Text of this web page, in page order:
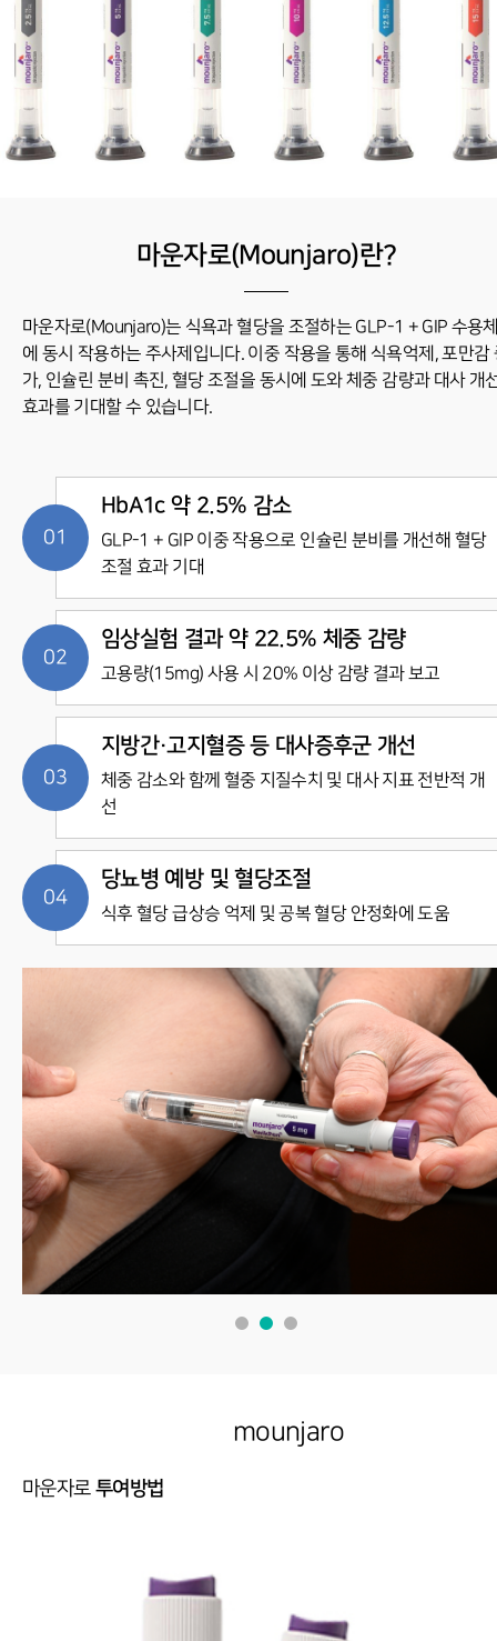
마운자로(Mounjaro)란?
마운자로(Mounjaro)는 식욕과 혈당을 조절하는 GLP-1 + GIP 수용
에 동시 작용하는 주사제입니다. 이중 작용을 통해 식욕억제, 포만감
가, 인슐린 분비 촉진, 혈당 조절을 동시에 도와체중 감량과 대사 개
효과를 기대할 수 있습니다.
HbA1c 약 2.5% 감소
GLP-1 + GIP 이중 작용으로 인슐린 분비를 개선해 혈당
조절 효과 기대
임상실험 결과 약 22.5% 체중 감량
고용량(15mg) 사용 시 20% 이상 감량 결과 보고
지방간·고지혈증 등 대사증후군 개선
체중 감소와 함께 혈중 지질수치 및 대사 지표 전반적 개
선
당뇨병 예방 및 혈당조절
식후 혈당 급상승 억제 및 공복 혈당 안정화에 도움
mounjaro
마운자로 투여방법